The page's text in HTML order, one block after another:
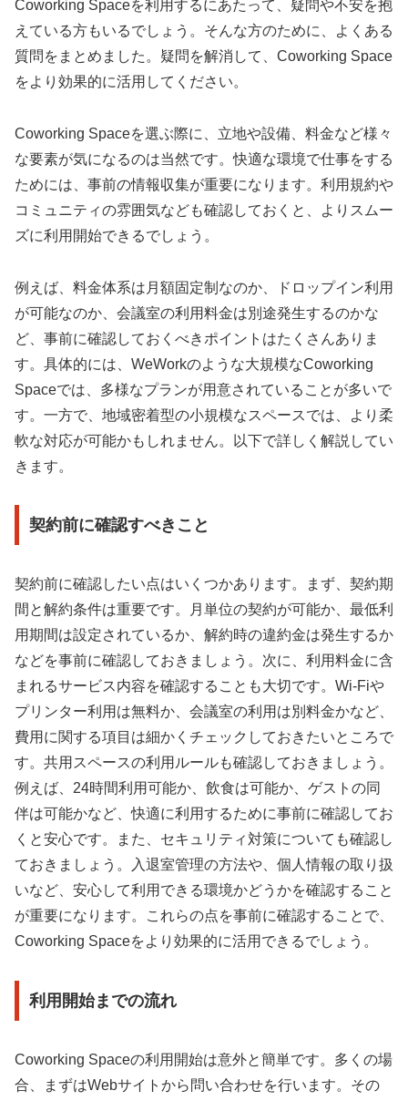
Coworking Spaceを利用するにあたって、疑問や不安を抱
えている方もいるでしょう。そんな方のために、よくある
質問をまとめました。疑問を解消して、Coworking Space
をより効果的に活用してください。
Coworking Spaceを選ぶ際に、立地や設備、料金など様々
な要素が気になるのは当然です。快適な環境で仕事をする
ためには、事前の情報収集が重要になります。利用規約や
コミュニティの雰囲気なども確認しておくと、よりスムー
ズに利用開始できるでしょう。
例えば、料金体系は月額固定制なのか、ドロップイン利用
が可能なのか、会議室の利用料金は別途発生するのかな
ど、事前に確認しておくべきポイントはたくさんありま
す。具体的には、WeWorkのような大規模なCoworking
Spaceでは、多様なプランが用意されていることが多いで
す。一方で、地域密着型の小規模なスペースでは、より柔
軟な対応が可能かもしれません。以下で詳しく解説してい
きます。
契約前に確認すべきこと
契約前に確認したい点はいくつかあります。まず、契約期
間と解約条件は重要です。月単位の契約が可能か、最低利
用期間は設定されているか、解約時の違約金は発生するか
などを事前に確認しておきましょう。次に、利用料金に含
まれるサービス内容を確認することも大切です。Wi-Fiや
プリンター利用は無料か、会議室の利用は別料金かなど、
費用に関する項目は細かくチェックしておきたいところで
す。共用スペースの利用ルールも確認しておきましょう。
例えば、24時間利用可能か、飲食は可能か、ゲストの同
伴は可能かなど、快適に利用するために事前に確認してお
くと安心です。また、セキュリティ対策についても確認し
ておきましょう。入退室管理の方法や、個人情報の取り扱
いなど、安心して利用できる環境かどうかを確認すること
が重要になります。これらの点を事前に確認することで、
Coworking Spaceをより効果的に活用できるでしょう。
利用開始までの流れ
Coworking Spaceの利用開始は意外と簡単です。多くの場
合、まずはWebサイトから問い合わせを行います。その